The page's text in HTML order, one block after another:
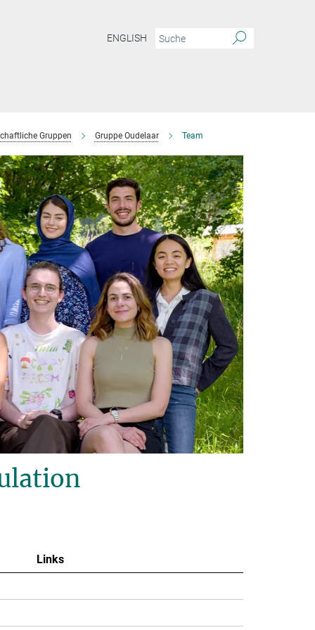
ENGLISH
Gruppen Gruppe Oudelaar Team
Links